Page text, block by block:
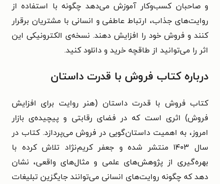
و صاحبان کسب‌وکار آموزش می‌دهد چگونه با استفاده از
روایت‌های جذاب، ارتباط عاطفی و انسانی با مشتریان برقرار
کنند و فروش خود را افزایش دهند. نسخه‌ی الکترونیکی این
اثر را می‌توانید از طاقچه خرید و دانلود کنید.
درباره کتاب فروش با قدرت داستان
کتاب فروش با قدرت داستان (هنر روایت برای افزایش
فروش) اثری است که در فضای رقابتی و پیچیده‌ی بازار
امروز، به اهمیت داستان‌گویی در فروش می‌پردازد. کتاب در
سال ۱۴۰۳ منتشر شده و جعفر کریم‌نژاد تلاش کرده با
بهره‌گیری از پژوهش‌های علمی و مثال‌های واقعی، نشان
دهد که چگونه روایت‌های انسانی می‌توانند جایگزین تبلیغات